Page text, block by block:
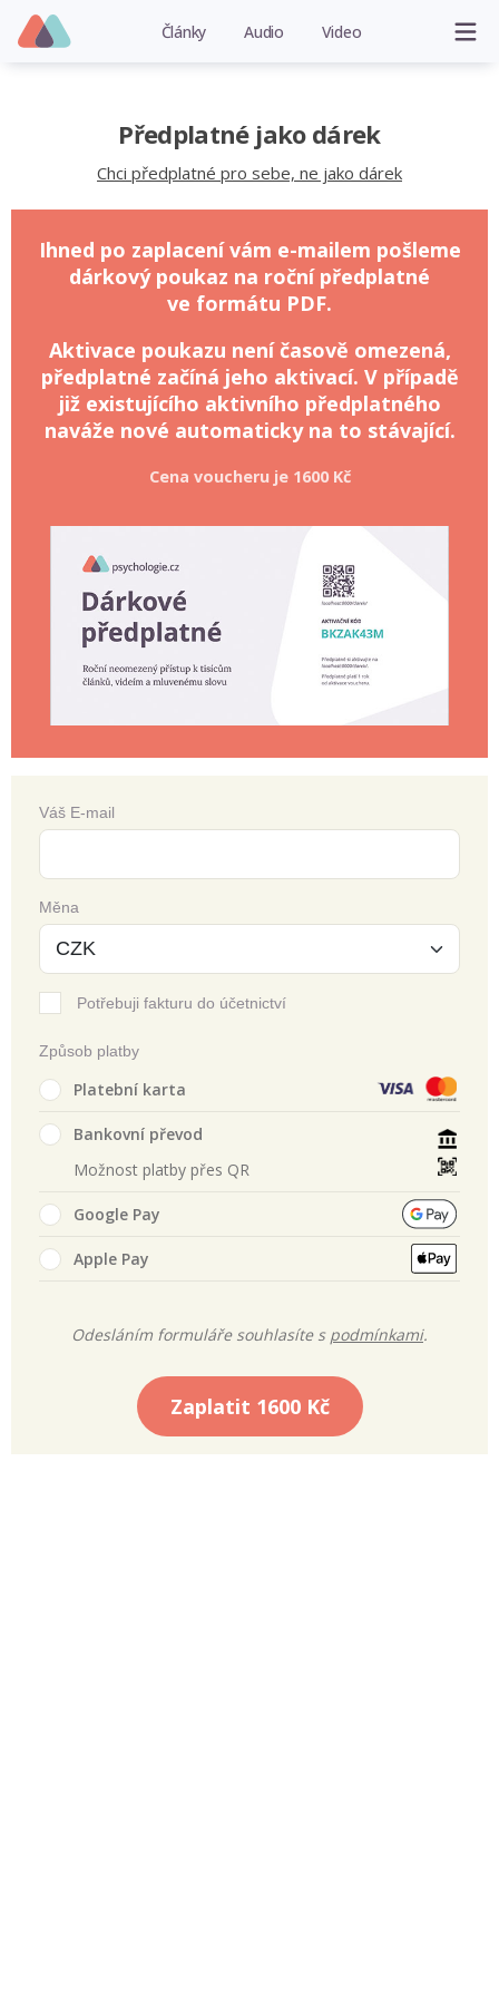
Články Audio Video
Předplatné jako dárek
Chci předplatné pro sebe, ne jako dárek
Ihned po zaplacení vám e-mailem pošleme
dárkový poukaz na roční předplatné
ve formátu PDF.
Aktivace poukazu není časově omezená,
předplatné začíná jeho aktivací. V případě
již existujícího aktivního předplatného
naváže nové automaticky na to stávající.
Cena voucheru je 1600 Kč
Váš E-mail
Měna
Potřebuji fakturu do účetnictví
Způsob platby
Platební karta
Bankovní převod
Možnost platby přes QR
Google Pay
Apple Pay
Odesláním formuláře souhlasíte s podmínkami.
Zaplatit 1600 Kč